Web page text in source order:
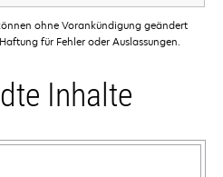
ohne Vorankündigung geändert
für Fehler oder Auslassungen.
Inhalte